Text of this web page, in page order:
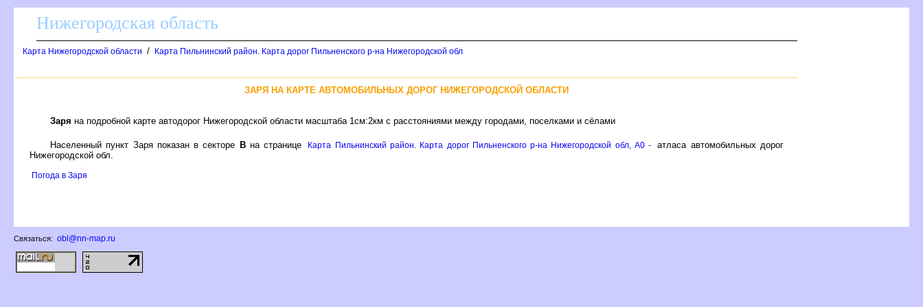
Нижегородская область
Карта Нижегородской области / Карта Пильнинский район. Карта дорог Пильненского р-на Нижегородской обл
ЗАРЯ НА КАРТЕ АВТОМОБИЛЬНЫХ ДОРОГ НИЖЕГОРОДСКОЙ ОБЛАСТИ
Заря на подробной карте автодорог Нижегородской области масштаба 1см:2км с расстояниями между городами, поселками и сёлами
Населенный пункт Заря показан в секторе на странице Карта Пильнинский район. Карта дорог Пильненского р-на Нижегородской обл, A0 -
атласа автомобильных доро
Нижегородской обл.
Погода в Заря
Связаться: obl@nn-map.ru